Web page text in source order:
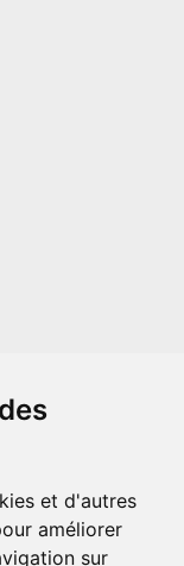
et d'autres
améliorer
sur
aucun cas lié de